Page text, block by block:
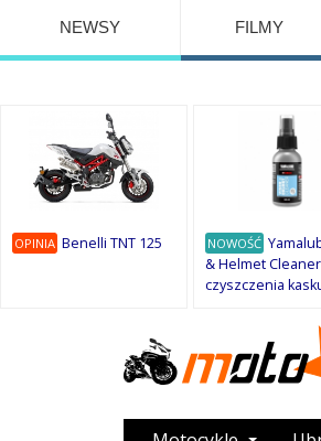
NEWSY FILMY
OPINIA Benelli TNT 125 NOWOŚĆ
& Helmet
czyszczenia